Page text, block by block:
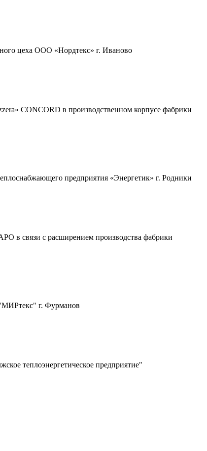
цеха ООО «Нордтекс» г. Иваново
CONCORD в производственном корпусе фабрики
предприятия «Энергетик» г. Родники
в связи с расширением производства фабрики
"МИРтекс" г. Фурманов
теплоэнергетическое предприятие"